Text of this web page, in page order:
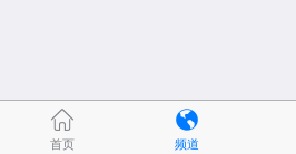
首页 频道